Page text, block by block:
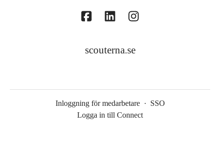
scouterna.se
Inloggning för medarbetare · SSO
Logga in till Connect